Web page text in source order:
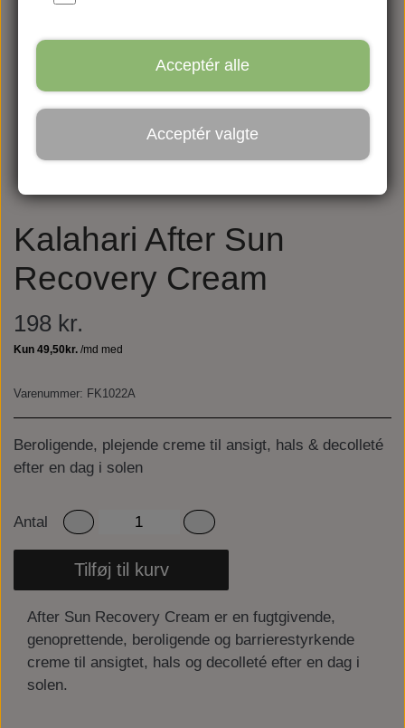
Kalahari After Sun
Recovery Cream
198 kr.
Varenummer: FK1022A
Beroligende, plejende creme til ansigt, hals & decolleté
efter en dag i solen
Antal
Tilføj til kurv
After Sun Recovery Cream er en fugtgivende,
genoprettende, beroligende og barrierestyrkende
creme til ansigtet, hals og decolleté efter en dag i
solen.
Acceptér alle
Acceptér valgte